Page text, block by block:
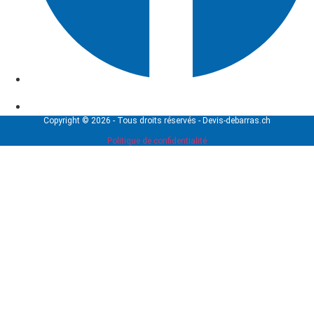
Copyright © 2026 - Tous droits réservés - Devis-debarras.ch
Politique de confidentialité